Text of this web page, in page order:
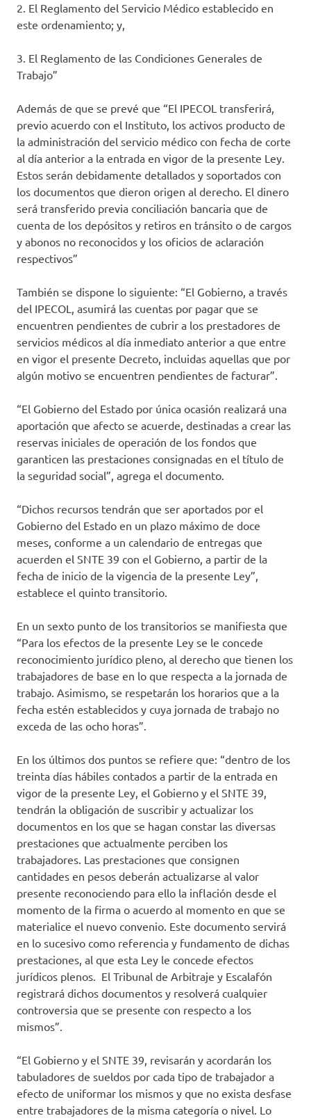
2. El Reglamento del Servicio Médico establecido en
este ordenamiento; y,
3. El Reglamento de las Condiciones Generales de
Trabajo”
Además de que se prevé que “El IPECOL transferirá,
previo acuerdo con el Instituto, los activos producto de
la administración del servicio médico con fecha de corte
al día anterior a la entrada en vigor de la presente Ley.
Estos serán debidamente detallados y soportados con
los documentos que dieron origen al derecho. El dinero
será transferido previa conciliación bancaria que de
cuenta de los depósitos y retiros en tránsito o de cargos
y abonos no reconocidos y los oficios de aclaración
respectivos”
También se dispone lo siguiente: “El Gobierno, a través
del IPECOL, asumirá las cuentas por pagar que se
encuentren pendientes de cubrir a los prestadores de
servicios médicos al día inmediato anterior a que entre
en vigor el presente Decreto, incluidas aquellas que por
algún motivo se encuentren pendientes de facturar”.
“El Gobierno del Estado por única ocasión realizará una
aportación que afecto se acuerde, destinadas a crear las
reservas iniciales de operación de los fondos que
garanticen las prestaciones consignadas en el título de
la seguridad social”, agrega el documento.
“Dichos recursos tendrán que ser aportados por el
Gobierno del Estado en un plazo máximo de doce
meses, conforme a un calendario de entregas que
acuerden el SNTE 39 con el Gobierno, a partir de la
fecha de inicio de la vigencia de la presente Ley”,
establece el quinto transitorio.
En un sexto punto de los transitorios se manifiesta que
“Para los efectos de la presente Ley se le concede
reconocimiento jurídico pleno, al derecho que tienen los
trabajadores de base en lo que respecta a la jornada de
trabajo. Asimismo, se respetarán los horarios que a la
fecha estén establecidos y cuya jornada de trabajo no
exceda de las ocho horas”.
En los últimos dos puntos se refiere que: “dentro de los
treinta días hábiles contados a partir de la entrada en
vigor de la presente Ley, el Gobierno y el SNTE 39,
tendrán la obligación de suscribir y actualizar los
documentos en los que se hagan constar las diversas
prestaciones que actualmente perciben los
trabajadores. Las prestaciones que consignen
cantidades en pesos deberán actualizarse al valor
presente reconociendo para ello la inflación desde el
momento de la firma o acuerdo al momento en que se
materialice el nuevo convenio. Este documento servirá
en lo sucesivo como referencia y fundamento de dichas
prestaciones, al que esta Ley le concede efectos
jurídicos plenos. El Tribunal de Arbitraje y Escalafón
registrará dichos documentos y resolverá cualquier
controversia que se presente con respecto a los
mismos”.
“El Gobierno y el SNTE 39, revisarán y acordarán los
tabuladores de sueldos por cada tipo de trabajador a
efecto de uniformar los mismos y que no exista desfase
entre trabajadores de la misma categoría o nivel. Lo